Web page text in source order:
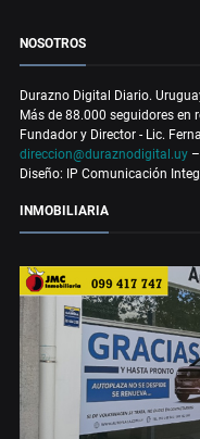
NOSOTROS
Durazno Digital Diario.
Más de 88.000 seguidores en
Fundador y Director - Lic.
direccion@duraznodigital.uy
Diseño: IP Comunicación
INMOBILIARIA